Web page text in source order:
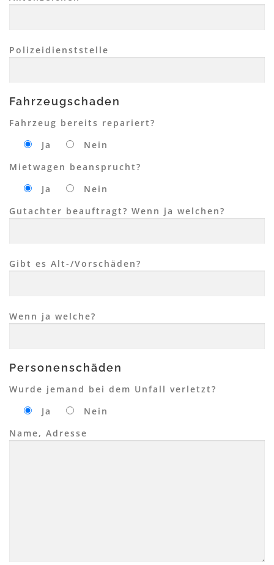
Polizeidienststelle
Fahrzeugschaden
Fahrzeug bereits repariert?
Ja
Nein
Mietwagen beansprucht?
Ja
Nein
Gutachter beauftragt? Wenn ja welchen?
Gibt es Alt-/Vorschäden?
Wenn ja welche?
Personenschäden
Wurde jemand bei dem Unfall verletzt?
Ja
Nein
Name, Adresse